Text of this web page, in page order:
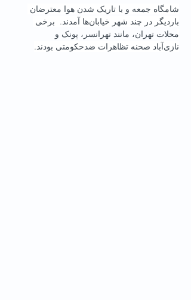
شامگاه جمعه و با تاریک شدن هوا معترضان
باردیگر در چند شهر خیابان‌ها آمدند.  برخی
محلات تهران، مانند تهرانسر، پونک و
نازی‌آباد صحنه تظاهرات ضدحکومتی بودند.